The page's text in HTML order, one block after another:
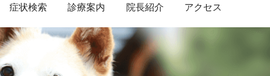
症状検索 診療案内 院長紹介 アクセス